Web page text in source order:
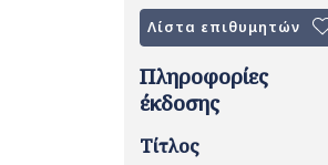
Λίστα επιθυμητών
Πληροφορίες
έκδοσης
Τίτλος